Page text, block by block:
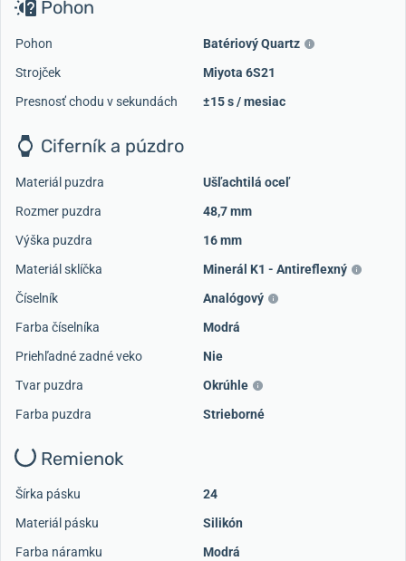
Pohon
Pohon
Batériový Quartz
Strojček
Miyota 6S21
Presnosť chodu v sekundách
±15 s / mesiac
Ciferník a púzdro
Materiál puzdra
Ušľachtilá oceľ
Rozmer puzdra
48,7 mm
Výška puzdra
16 mm
Materiál sklíčka
Minerál K1 - Antireflexný
Číselník
Analógový
Farba číselníka
Modrá
Priehľadné zadné veko
Nie
Tvar puzdra
Okrúhle
Farba puzdra
Strieborné
Remienok
Šírka pásku
24
Materiál pásku
Silikón
Farba náramku
Modrá